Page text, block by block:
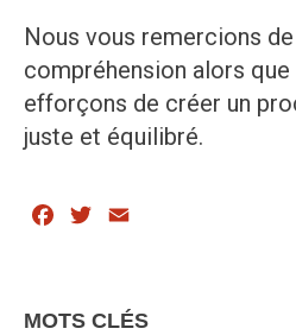
Nous vous remercions
compréhension alors que
efforçons de créer un
juste et équilibré.
Facebook
Twitter
MOTS CLÉS